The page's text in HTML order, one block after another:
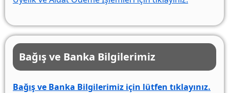
Bağış ve Banka Bilgilerimiz
Bağış ve Banka Bilgilerimiz için lütfen tıklayınız.